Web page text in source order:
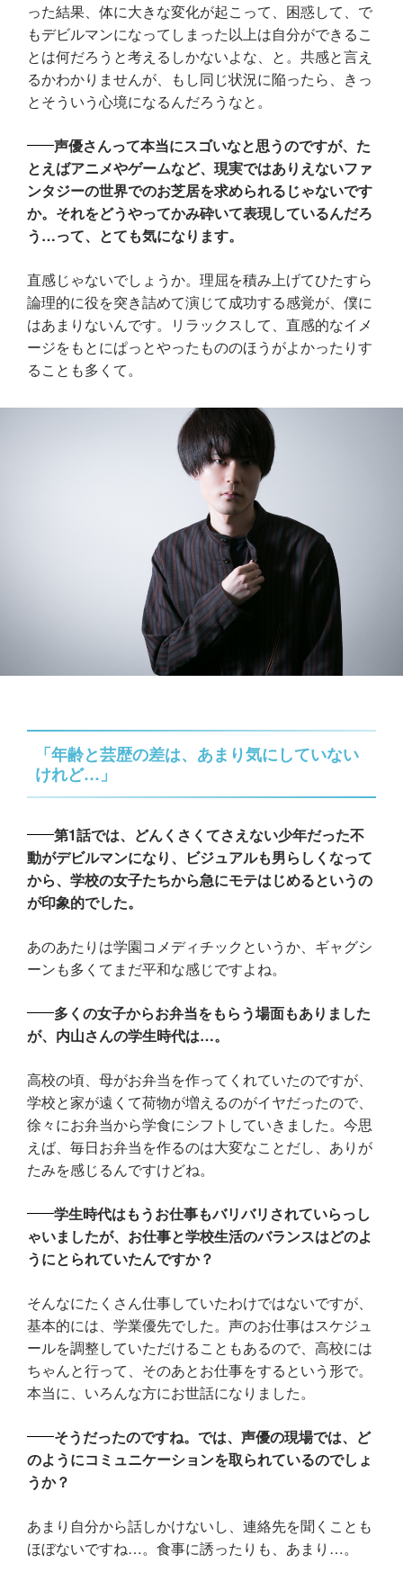
った結果、体に大きな変化が起こって、困惑して、で
もデビルマンになってしまった以上は自分ができるこ
とは何だろうと考えるしかないよな、と。共感と言え
るかわかりませんが、もし同じ状況に陥ったら、きっ
とそういう心境になるんだろうなと。
声優さんって本当にスゴいなと思うのですが、た
とえばアニメやゲームなど、現実ではありえないファ
ンタジーの世界でのお芝居を求められるじゃないです
か。それをどうやってかみ砕いて表現しているんだろ
う…って、とても気になります。
直感じゃないでしょうか。理屈を積み上げてひたすら
論理的に役を突き詰めて演じて成功する感覚が、僕に
はあまりないんです。リラックスして、直感的なイメ
ージをもとにぱっとやったもののほうがよかったりす
ることも多くて。
「年齢と芸歴の差は、あまり気にしていない
けれど…」
第1話では、どんくさくてさえない少年だった不
動がデビルマンになり、ビジュアルも男らしくなって
から、学校の女子たちから急にモテはじめるというの
が印象的でした。
あのあたりは学園コメディチックというか、ギャグシ
ーンも多くてまだ平和な感じですよね。
多くの女子からお弁当をもらう場面もありました
が、内山さんの学生時代は…。
高校の頃、母がお弁当を作ってくれていたのですが、
学校と家が遠くて荷物が増えるのがイヤだったので、
徐々にお弁当から学食にシフトしていきました。今思
えば、毎日お弁当を作るのは大変なことだし、ありが
たみを感じるんですけどね。
学生時代はもうお仕事もバリバリされていらっし
ゃいましたが、お仕事と学校生活のバランスはどのよ
うにとられていたんですか？
そんなにたくさん仕事していたわけではないですが、
基本的には、学業優先でした。声のお仕事はスケジュ
ールを調整していただけることもあるので、高校には
ちゃんと行って、そのあとお仕事をするという形で。
本当に、いろんな方にお世話になりました。
そうだったのですね。では、声優の現場では、ど
のようにコミュニケーションを取られているのでしょ
うか？
あまり自分から話しかけないし、連絡先を聞くことも
ほぼないですね…。食事に誘ったりも、あまり…。